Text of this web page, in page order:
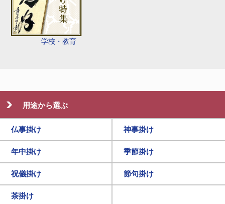
学校・教育
用途から選ぶ
仏事掛け 神事掛け
年中掛け 季節掛け
祝儀掛け 節句掛け
茶掛け